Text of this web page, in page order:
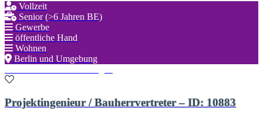
Vollzeit
Senior (>6 Jahren BE)
Gewerbe
öffentliche Hand
Wohnen
Berlin und Umgebung
Projektingenieur / Bauherrvertreter – ID: 10883